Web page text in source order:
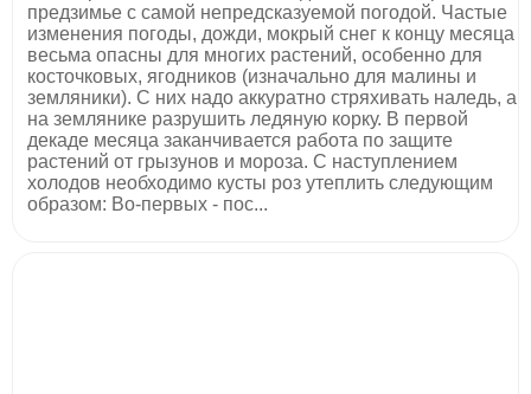
предзимье с самой непредсказуемой погодой. Частые
изменения погоды, дожди, мокрый снег к концу месяца
весьма опасны для многих растений, особенно для
косточковых, ягодни­ков (изначально для малины и
земляники). С них надо аккуратно стряхивать наледь, а
на землянике разрушить ледяную корку. В первой
декаде месяца заканчивается работа по защите
растений от грызунов и мороза. С наступлением
холодов необходимо кусты роз утеплить следующим
образом: Во-первых - пос...